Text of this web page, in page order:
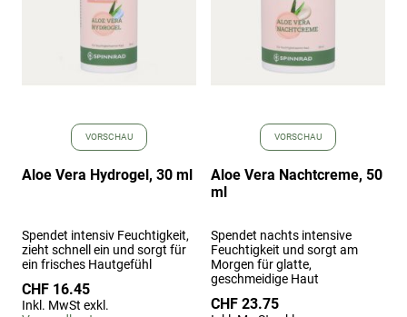
VORSCHAU
Aloe Vera Hydrogel, 30 ml
Spendet intensiv Feuchtigkeit,
zieht schnell ein und sorgt für
ein frisches Hautgefühl
CHF 16.45
Inkl. MwSt exkl.
VORSCHAU
Aloe Vera Nachtcreme, 50
ml
Spendet nachts intensive
Feuchtigkeit und sorgt am
Morgen für glatte,
geschmeidige Haut
CHF 23.75